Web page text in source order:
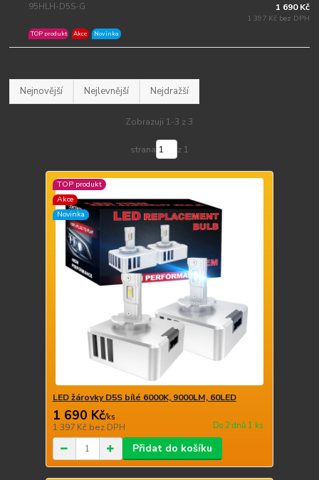
95HLH-D5S-G
TOP produkt Akce Novinka
1 690 Kč
1 397 Kč bez DPH
Nejnovější Nejlevnější Nejdražší
Zobrazuji 1-3 z 3
strana z 1
TOP produkt
Akce
Novinka
LED žárovky D5S bílé 6000K, 9000LM, 60LED
1 690 Kč/ks
1 397 Kč bez DPH Do 2 dnů 1 ks
Přidat do košíku